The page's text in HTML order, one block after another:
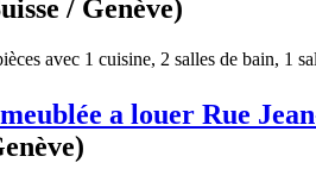
/ Genève)
avec 1 cuisine, 2 salles de bain, 1
a louer Rue